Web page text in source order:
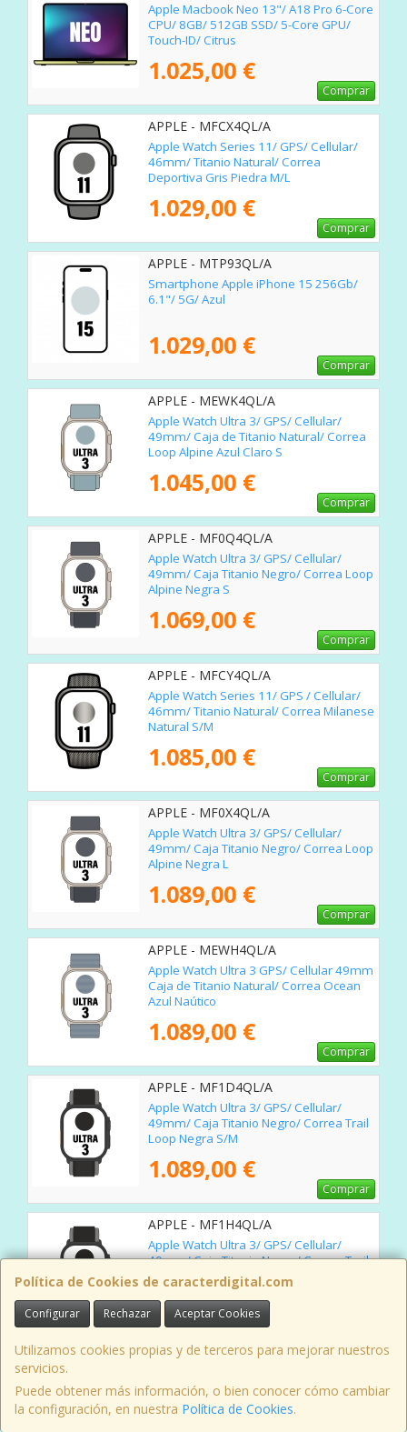
Apple Macbook Neo 13"/ A18 Pro 6-Core
CPU/ 8GB/ 512GB SSD/ 5-Core GPU/
Touch-ID/ Citrus
1.025,00 €
Comprar
APPLE - MFCX4QL/A
Apple Watch Series 11/ GPS/ Cellular/
46mm/ Titanio Natural/ Correa
Deportiva Gris Piedra M/L
1.029,00 €
Comprar
APPLE - MTP93QL/A
Smartphone Apple iPhone 15 256Gb/
6.1"/ 5G/ Azul
1.029,00 €
Comprar
APPLE - MEWK4QL/A
Apple Watch Ultra 3/ GPS/ Cellular/
49mm/ Caja de Titanio Natural/ Correa
Loop Alpine Azul Claro S
1.045,00 €
Comprar
APPLE - MF0Q4QL/A
Apple Watch Ultra 3/ GPS/ Cellular/
49mm/ Caja Titanio Negro/ Correa Loop
Alpine Negra S
1.069,00 €
Comprar
APPLE - MFCY4QL/A
Apple Watch Series 11/ GPS / Cellular/
46mm/ Titanio Natural/ Correa Milanese
Natural S/M
1.085,00 €
Comprar
APPLE - MF0X4QL/A
Apple Watch Ultra 3/ GPS/ Cellular/
49mm/ Caja Titanio Negro/ Correa Loop
Alpine Negra L
1.089,00 €
Comprar
APPLE - MEWH4QL/A
Apple Watch Ultra 3 GPS/ Cellular 49mm
Caja de Titanio Natural/ Correa Ocean
Azul Naútico
1.089,00 €
Comprar
APPLE - MF1D4QL/A
Apple Watch Ultra 3/ GPS/ Cellular/
49mm/ Caja Titanio Negro/ Correa Trail
Loop Negra S/M
1.089,00 €
Comprar
APPLE - MF1H4QL/A
Apple Watch Ultra 3/ GPS/ Cellular/
49mm/ Caja Titanio Negro/ Correa Trail
Loop Negra M/L
1.089,00 €
APPLE - MF0J4QL/A
Apple Watch Ultra 3/ GPS/ Cellular/
49mm/ Caja Titanio Negro/ Correa
Ocean Negra
Política de Cookies de caracterdigital.com
Configurar Rechazar Aceptar Cookies
Utilizamos cookies propias y de terceros para mejorar nuestros
servicios.
Puede obtener más información, o bien conocer cómo cambiar
la configuración, en nuestra Política de Cookies.